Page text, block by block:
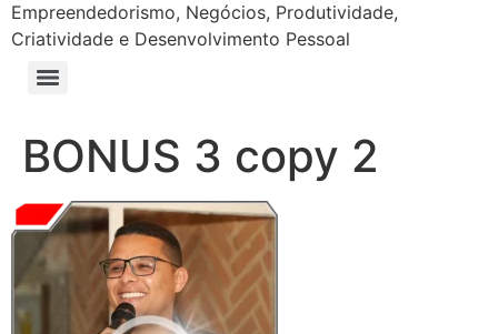
Empreendedorismo, Negócios, Produtividade,
Criatividade e Desenvolvimento Pessoal
BONUS 3 copy 2